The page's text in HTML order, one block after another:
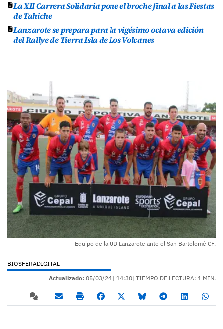
La XII Carrera Solidaria pone el broche final a las Fiestas
de Tahiche
Lanzarote se prepara para la vigésimo octava edición
del Rallye de Tierra Isla de Los Volcanes
Equipo de la UD Lanzarote ante el San Bartolomé CF.
BIOSFERADIGITAL
Actualizado: 05/03/24 | 14:30| TIEMPO DE LECTURA: 1 MIN.